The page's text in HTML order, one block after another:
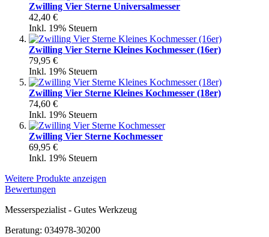
Zwilling Vier Sterne Universalmesser
42,40 €
Inkl. 19% Steuern
Zwilling Vier Sterne Kleines Kochmesser (16er)
79,95 €
Inkl. 19% Steuern
Zwilling Vier Sterne Kleines Kochmesser (18er)
74,60 €
Inkl. 19% Steuern
Zwilling Vier Sterne Kochmesser
69,95 €
Inkl. 19% Steuern
Weitere Produkte anzeigen
Bewertungen
Messerspezialist - Gutes Werkzeug
Beratung: 034978-30200